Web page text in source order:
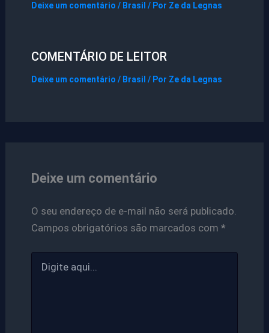
Deixe um comentário / Brasil / Por Ze da Legnas
COMENTÁRIO DE LEITOR
Deixe um comentário / Brasil / Por Ze da Legnas
Deixe um comentário
O seu endereço de e-mail não será publicado.
Campos obrigatórios são marcados com *
aqui...